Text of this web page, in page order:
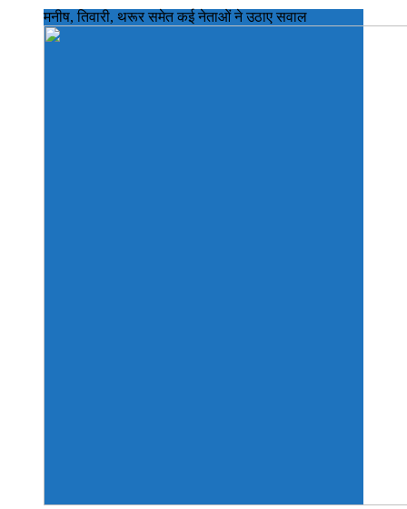
मनीष, तिवारी, थरूर समेत कई नेताओं ने उठाए सवाल